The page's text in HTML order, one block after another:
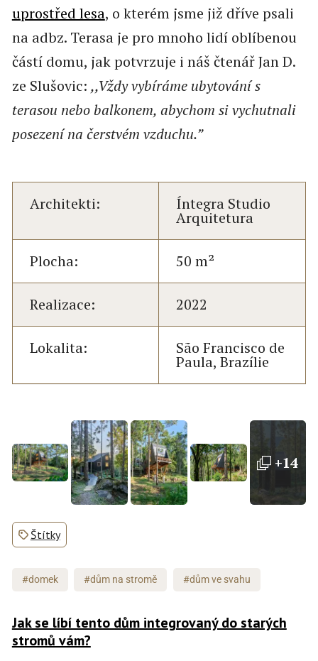
uprostřed lesa, o kterém jsme již dříve psali
na adbz. Terasa je pro mnoho lidí oblíbenou
částí domu, jak potvrzuje i náš čtenář Jan D.
ze Slušovic: ,,Vždy vybíráme ubytování s
terasou nebo balkonem, abychom si vychutnali
posezení na čerstvém vzduchu.”
Architekti: Íntegra Studio
Arquitetura
Plocha: 50 m²
Realizace: 2022
Lokalita: São Francisco de
Paula, Brazílie
+14
Štítky
#domek #dům na stromě #dům ve svahu
Jak se líbí tento dům integrovaný do starých
stromů vám?